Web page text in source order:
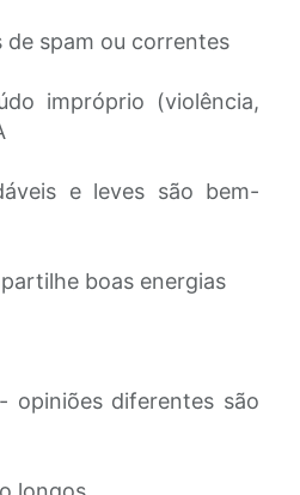
de spam ou correntes
impróprio (violência,
e leves são bem-
boas energias
opiniões diferentes são